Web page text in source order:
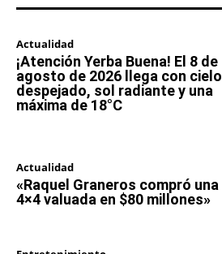
Actualidad
¡Atención Yerba Buena! El 8 de
agosto de 2026 llega con cielo
despejado, sol radiante y una
máxima de 18°C
Actualidad
«Raquel Graneros compró una
4×4 valuada en $80 millones»